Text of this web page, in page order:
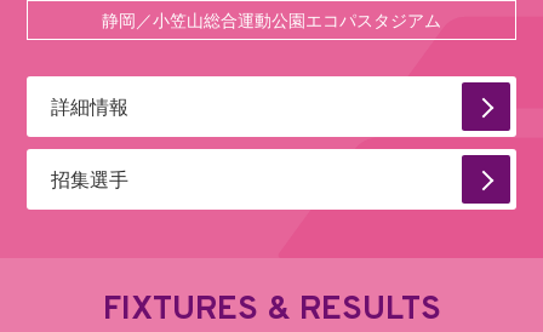
静岡／小笠山総合運動公園エコパスタジアム
詳細情報
招集選手
FIXTURES & RESULTS